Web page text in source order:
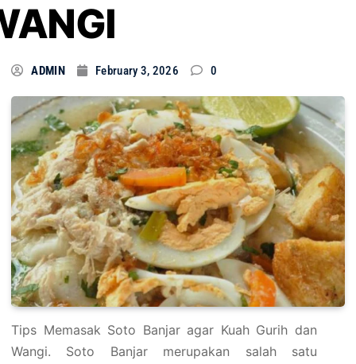
ADMIN February 3, 2026 0
Tips Memasak Soto Banjar agar Kuah Gurih dan
Wangi. Soto Banjar merupakan salah satu